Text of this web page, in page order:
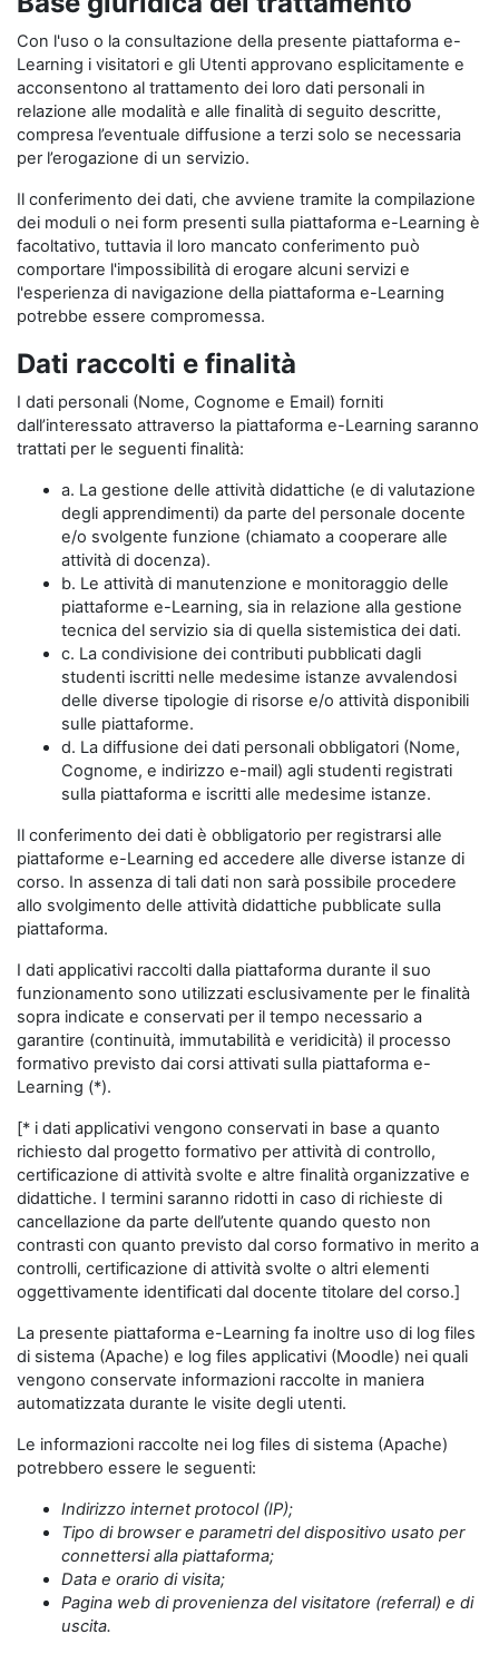
Con l'uso o la consultazione della presente piattaforma e-
Learning i visitatori e gli Utenti approvano esplicitamente e
acconsentono al trattamento dei loro dati personali in
relazione alle modalità e alle finalità di seguito descritte,
compresa l’eventuale diffusione a terzi solo se necessaria
per l’erogazione di un servizio.
Il conferimento dei dati, che avviene tramite la compilazione
dei moduli o nei form presenti sulla piattaforma e-Learning è
facoltativo, tuttavia il loro mancato conferimento può
comportare l'impossibilità di erogare alcuni servizi e
l'esperienza di navigazione della piattaforma e-Learning
potrebbe essere compromessa.
Dati raccolti e finalità
I dati personali (Nome, Cognome e Email) forniti
dall’interessato attraverso la piattaforma e-Learning saranno
trattati per le seguenti finalità:
a. La gestione delle attività didattiche (e di valutazione
degli apprendimenti) da parte del personale docente
e/o svolgente funzione (chiamato a cooperare alle
attività di docenza).
b. Le attività di manutenzione e monitoraggio delle
piattaforme e-Learning, sia in relazione alla gestione
tecnica del servizio sia di quella sistemistica dei dati.
c. La condivisione dei contributi pubblicati dagli
studenti iscritti nelle medesime istanze avvalendosi
delle diverse tipologie di risorse e/o attività disponibili
sulle piattaforme.
d. La diffusione dei dati personali obbligatori (Nome,
Cognome, e indirizzo e-mail) agli studenti registrati
sulla piattaforma e iscritti alle medesime istanze.
Il conferimento dei dati è obbligatorio per registrarsi alle
piattaforme e-Learning ed accedere alle diverse istanze di
corso. In assenza di tali dati non sarà possibile procedere
allo svolgimento delle attività didattiche pubblicate sulla
piattaforma.
I dati applicativi raccolti dalla piattaforma durante il suo
funzionamento sono utilizzati esclusivamente per le finalità
sopra indicate e conservati per il tempo necessario a
garantire (continuità, immutabilità e veridicità) il processo
formativo previsto dai corsi attivati sulla piattaforma e-
Learning (*).
[* i dati applicativi vengono conservati in base a quanto
richiesto dal progetto formativo per attività di controllo,
certificazione di attività svolte e altre finalità organizzative e
didattiche. I termini saranno ridotti in caso di richieste di
cancellazione da parte dell’utente quando questo non
contrasti con quanto previsto dal corso formativo in merito a
controlli, certificazione di attività svolte o altri elementi
oggettivamente identificati dal docente titolare del corso.]
La presente piattaforma e-Learning fa inoltre uso di log files
di sistema (Apache) e log files applicativi (Moodle) nei quali
vengono conservate informazioni raccolte in maniera
automatizzata durante le visite degli utenti.
Le informazioni raccolte nei log files di sistema (Apache)
potrebbero essere le seguenti:
Indirizzo internet protocol (IP);
Tipo di browser e parametri del dispositivo usato per
connettersi alla piattaforma;
Data e orario di visita;
Pagina web di provenienza del visitatore (referral) e di
uscita.